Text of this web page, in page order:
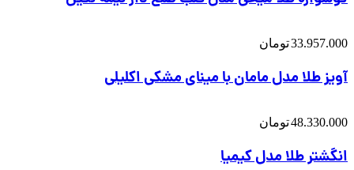
33.957.000تومان
آویز طلا مدل مامان با مینای مشکی اکلیلی
48.330.000تومان
انگشتر طلا مدل کیمیا